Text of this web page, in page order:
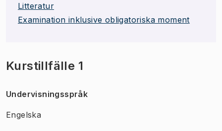
Litteratur
Examination inklusive obligatoriska moment
Kurstillfälle 1
Undervisningsspråk
Engelska